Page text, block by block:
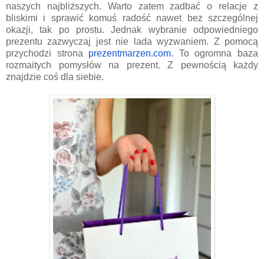
naszych najbliższych. Warto zatem zadbać o relacje z
bliskimi i sprawić komuś radość nawet bez szczególnej
okazji, tak po prostu. Jednak wybranie odpowiedniego
prezentu zazwyczaj jest nie lada wyzwaniem. Z pomocą
przychodzi strona prezentmarzen.com. To ogromna baza
rozmaitych pomysłów na prezent. Z pewnością każdy
znajdzie coś dla siebie.